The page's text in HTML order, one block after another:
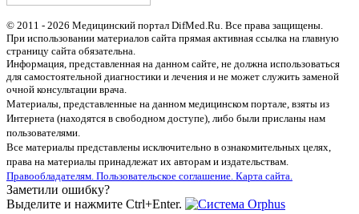
© 2011 - 2026 Медицинский портал DifMed.Ru. Все права защищены.
При использовании материалов сайта прямая активная ссылка на главную
страницу сайта обязательна.
Информация, представленная на данном сайте, не должна использоваться
для самостоятельной диагностики и лечения и не может служить заменой
очной консультации врача.
Материалы, представленные на данном медицинском портале, взяты из
Интернета (находятся в свободном доступе), либо были присланы нам
пользователями.
Все материалы представлены исключительно в ознакомительных целях,
права на материалы принадлежат их авторам и издательствам.
Правообладателям. Пользовательское соглашение. Карта сайта.
Заметили ошибку?
Выделите и нажмите Ctrl+Enter.